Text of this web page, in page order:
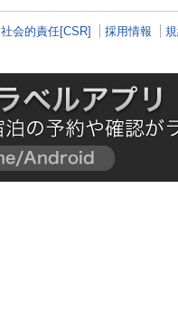
社会的責任[CSR] 採用情報